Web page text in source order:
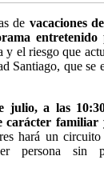
de vacaciones
entretenido
y el riesgo que
Santiago, que se
julio, a las
carácter familiar
hará un
persona sin